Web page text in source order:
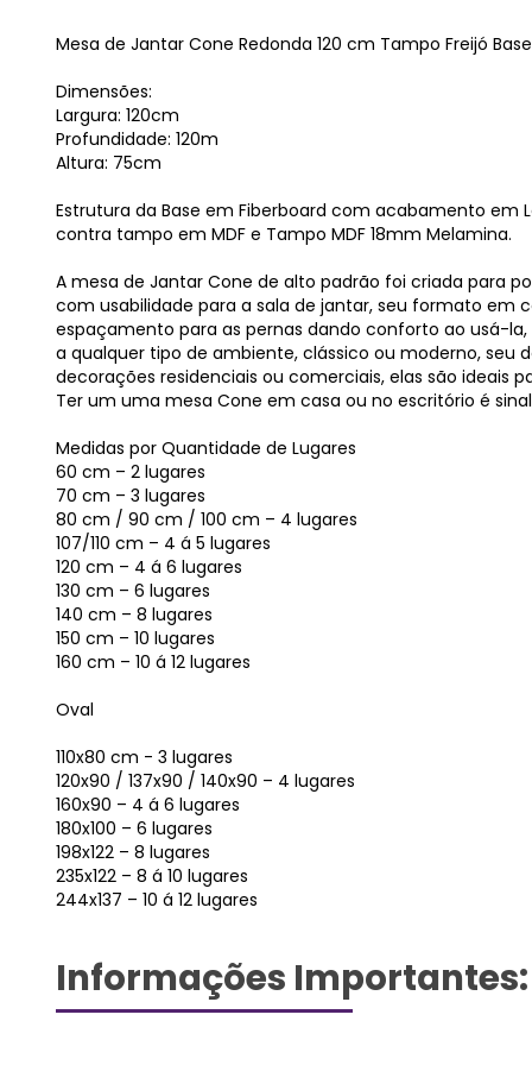
Mesa de Jantar Cone Redonda 120 cm Tampo Freijó
Dimensões:
Largura: 120cm
Profundidade: 120m
Altura: 75cm
Estrutura da Base em Fiberboard com acabamento em
contra tampo em MDF e Tampo MDF 18mm Melamina.
A mesa de Jantar Cone de alto padrão foi criada para
com usabilidade para a sala de jantar, seu formato em
espaçamento para as pernas dando conforto ao usá-
a qualquer tipo de ambiente, clássico ou moderno, seu
decorações residenciais ou comerciais, elas são ideais
Ter um uma mesa Cone em casa ou no escritório é
Medidas por Quantidade de Lugares
60 cm – 2 lugares
70 cm – 3 lugares
80 cm / 90 cm / 100 cm – 4 lugares
107/110 cm – 4 á 5 lugares
120 cm – 4 á 6 lugares
130 cm – 6 lugares
140 cm – 8 lugares
150 cm – 10 lugares
160 cm – 10 á 12 lugares
Oval
110x80 cm - 3 lugares
120x90 / 137x90 / 140x90 – 4 lugares
160x90 – 4 á 6 lugares
180x100 – 6 lugares
198x122 – 8 lugares
235x122 – 8 á 10 lugares
244x137 – 10 á 12 lugares
Informações Importantes: